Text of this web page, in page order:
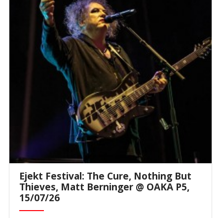
Ejekt Festival: The Cure, Nothing But
Thieves, Matt Berninger @ ΟΑΚΑ P5,
15/07/26